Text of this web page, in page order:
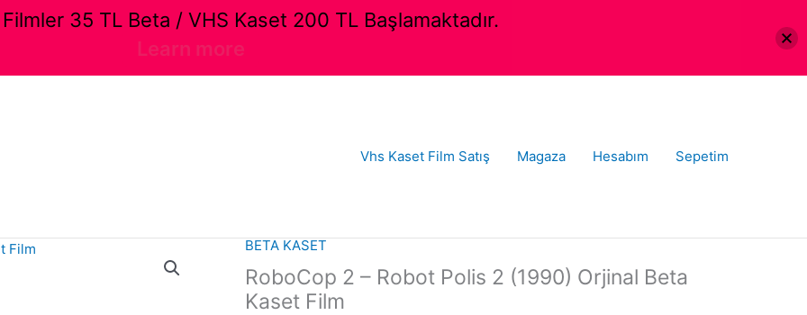
Vhs Kaset Film Satış Magaza Hesabım Sepetim
BETA KASET
RoboCop 2 – Robot Polis 2 (1990) Orjinal Beta
Kaset Film
35 TL Beta / VHS Kaset 200 TL Başlamaktadır.
Learn more